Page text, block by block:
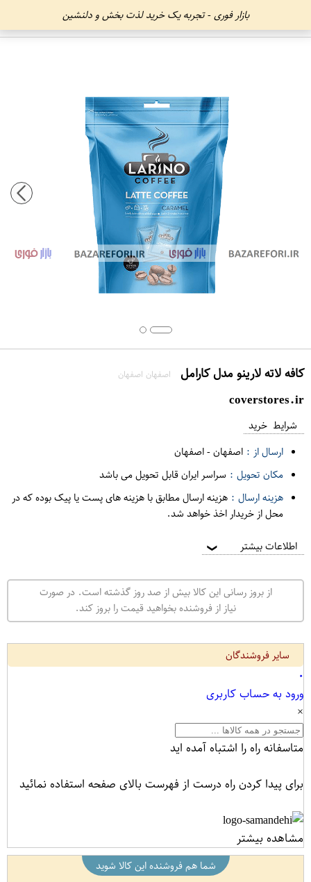
بازار فوری - تجربه یک خرید لذت بخش و دلنشین
کافه لاته لارینو مدل کارامل اصفهان اصفهان
coverstores.ir
شرایط خرید
ارسال از : اصفهان-اصفهان
مکان تحویل : سراسر ایران قابل تحویل می باشد
هزینه ارسال : هزینه ارسال مطابق با هزینه های پست یا پیک بوده که در
محل از خریدار اخذ خواهد شد.
اطلاعات بیشتر ❯
از بروز رسانی این کالا بیش از صد روز گذشته است. در صورت
نیاز از فروشنده بخواهید قیمت را بروز کند.
سایر فروشندگان
۰
ورود به حساب کاربری
×
متاسفانه راه را اشتباه آمده اید
برای پیدا کردن راه درست از فهرست بالای صفحه استفاده نمائید
مشاهده بیشتر
شما هم فروشنده این کالا شوید